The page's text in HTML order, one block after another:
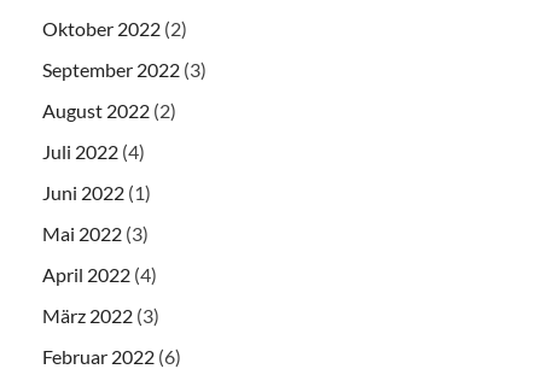
Oktober 2022 (2)
September 2022 (3)
August 2022 (2)
Juli 2022 (4)
Juni 2022 (1)
Mai 2022 (3)
April 2022 (4)
März 2022 (3)
Februar 2022 (6)